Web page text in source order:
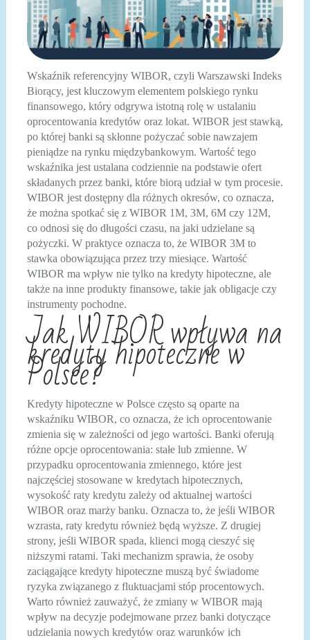
Wskaźnik referencyjny WIBOR, czyli Warszawski Indeks
Biorący, jest kluczowym elementem polskiego rynku
finansowego, który odgrywa istotną rolę w ustalaniu
oprocentowania kredytów oraz lokat. WIBOR jest stawką,
po której banki są skłonne pożyczać sobie nawzajem
pieniądze na rynku międzybankowym. Wartość tego
wskaźnika jest ustalana codziennie na podstawie ofert
składanych przez banki, które biorą udział w tym procesie.
WIBOR jest dostępny dla różnych okresów, co oznacza,
że można spotkać się z WIBOR 1M, 3M, 6M czy 12M,
co odnosi się do długości czasu, na jaki udzielane są
pożyczki. W praktyce oznacza to, że WIBOR 3M to
stawka obowiązująca przez trzy miesiące. Wartość
WIBOR ma wpływ nie tylko na kredyty hipoteczne, ale
także na inne produkty finansowe, takie jak obligacje czy
instrumenty pochodne.
Jak WIBOR wpływa na
kredyty hipoteczne w
Polsce?
Kredyty hipoteczne w Polsce często są oparte na
wskaźniku WIBOR, co oznacza, że ich oprocentowanie
zmienia się w zależności od jego wartości. Banki oferują
różne opcje oprocentowania: stałe lub zmienne. W
przypadku oprocentowania zmiennego, które jest
najczęściej stosowane w kredytach hipotecznych,
wysokość raty kredytu zależy od aktualnej wartości
WIBOR oraz marży banku. Oznacza to, że jeśli WIBOR
wzrasta, raty kredytu również będą wyższe. Z drugiej
strony, jeśli WIBOR spada, klienci mogą cieszyć się
niższymi ratami. Taki mechanizm sprawia, że osoby
zaciągające kredyty hipoteczne muszą być świadome
ryzyka związanego z fluktuacjami stóp procentowych.
Warto również zauważyć, że zmiany w WIBOR mają
wpływ na decyzje podejmowane przez banki dotyczące
udzielania nowych kredytów oraz warunków ich